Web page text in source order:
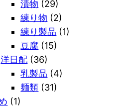
漬物 (29)
練り物 (2)
練り製品 (1)
豆腐 (15)
洋日配 (36)
乳製品 (4)
麺類 (31)
(1)